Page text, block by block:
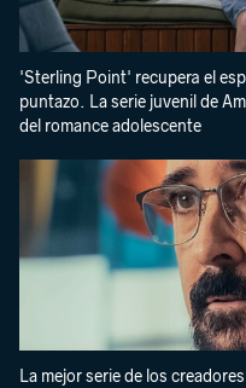
'Sterling Point' recupera el
puntazo. La serie juvenil de
del romance adolescente
La mejor serie de los